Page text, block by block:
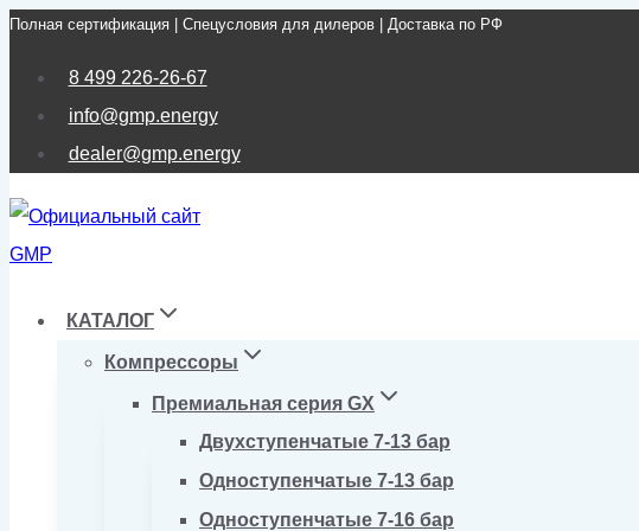
Перейти
Полная сертификация | Спецусловия для дилеров | Доставка по РФ
8 499 226-26-67
info@gmp.energy
dealer@gmp.energy
КАТАЛОГ
Компрессоры
Премиальная серия GX
Двухступенчатые 7-13 бар
Одноступенчатые 7-13 бар
Одноступенчатые 7-16 бар